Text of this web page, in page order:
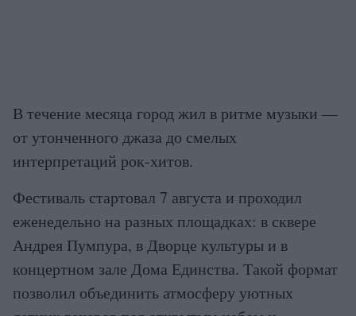
В течение месяца город жил в ритме музыки —
от утонченного джаза до смелых
интерпретаций рок-хитов.
Фестиваль стартовал 7 августа и проходил
еженедельно на разных площадках: в сквере
Андрея Пумпура, в Дворце культуры и в
концертном зале Дома Единства. Такой формат
позволил объединить атмосферу уютных